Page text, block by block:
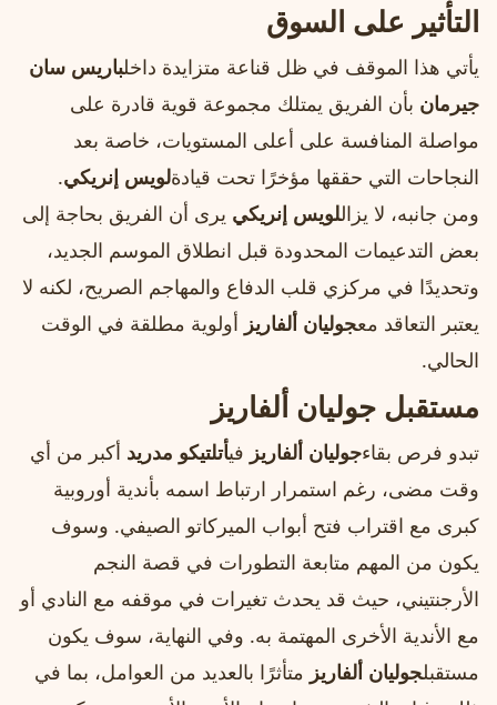
التأثير على السوق
يأتي هذا الموقف في ظل قناعة متزايدة داخلباريس سان
جيرمان بأن الفريق يمتلك مجموعة قوية قادرة على
مواصلة المنافسة على أعلى المستويات، خاصة بعد
النجاحات التي حققها مؤخرًا تحت قيادةلويس إنريكي.
ومن جانبه، لا يزاللويس إنريكي يرى أن الفريق بحاجة إلى
بعض التدعيمات المحدودة قبل انطلاق الموسم الجديد،
وتحديدًا في مركزي قلب الدفاع والمهاجم الصريح، لكنه لا
يعتبر التعاقد معجوليان ألفاريز أولوية مطلقة في الوقت
الحالي.
مستقبل جوليان ألفاريز
تبدو فرص بقاءجوليان ألفاريز فيأتلتيكو مدريد أكبر من أي
وقت مضى، رغم استمرار ارتباط اسمه بأندية أوروبية
كبرى مع اقتراب فتح أبواب الميركاتو الصيفي. وسوف
يكون من المهم متابعة التطورات في قصة النجم
الأرجنتيني، حيث قد يحدث تغيرات في موقفه مع النادي أو
مع الأندية الأخرى المهتمة به. وفي النهاية، سوف يكون
مستقبلجوليان ألفاريز متأثرًا بالعديد من العوامل، بما في